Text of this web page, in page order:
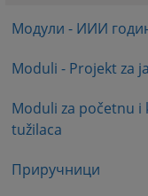
Модули - ИИИ
Moduli - Projekt za
Moduli za početnu
tužilaca
Приручници